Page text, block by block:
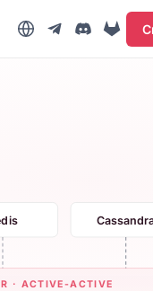
· ACTIVE-ACTIVE